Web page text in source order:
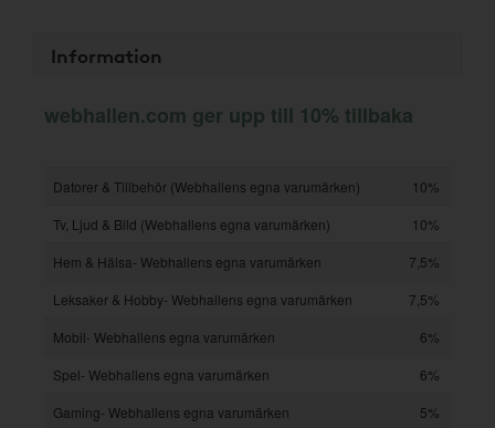
Information
webhallen.com ger upp till 10% tillbaka
Datorer & Tillbehör (Webhallens egna varumärken)
10%
Tv, Ljud & Bild (Webhallens egna varumärken)
10%
Hem & Hälsa- Webhallens egna varumärken
7,5%
Leksaker & Hobby- Webhallens egna varumärken
7,5%
Mobil- Webhallens egna varumärken
6%
Spel- Webhallens egna varumärken
6%
Gaming- Webhallens egna varumärken
5%